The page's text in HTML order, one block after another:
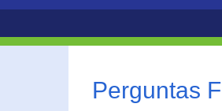
Perguntas